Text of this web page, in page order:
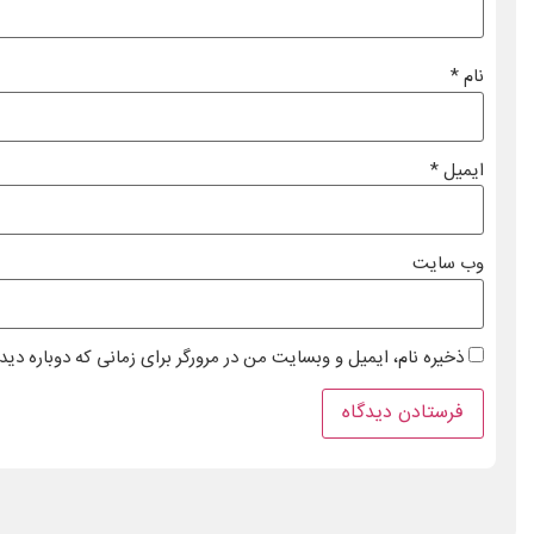
نام*
ایمیل*
وب‌ سایت
ذخیره نام، ایمیل و وبسایت من در مرورگر برای زمانی که دوباره